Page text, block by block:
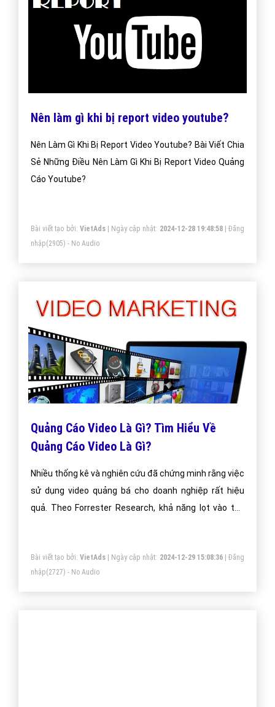
Nên làm gì khi bị report video youtube?
Nên Làm Gì Khi Bị Report Video Youtube? Bài Viết Chia
Sẻ Những Điều Nên Làm Gì Khi Bị Report Video Quảng
Cáo Youtube?
Bài viết tạo bởi: VietAds| Ngày cập nhật: 2024-12-28 19:48:58|Đăng
nhập(2905) - No Audio
Quảng Cáo Video Là Gì? Tìm Hiểu Về
Quảng Cáo Video Là Gì?
Nhiều thống kê và nghiên cứu đã chứng minh rằng việc
sử dụng video quảng bá cho doanh nghiệp rất hiệu
quả. Theo Forrester Research, khả năng lọt vào top
Đó chắc chắn là một số con số thống kê vô cùng ấn
tượng!
Bài viết tạo bởi: VietAds| Ngày cập nhật: 2024-12-29 15:08:36|Đăng
nhập(2727) - No Audio